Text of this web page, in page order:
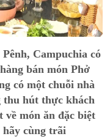
Campuchia có
bán món Phở
có một chuỗi nhà
thu hút thực khách
về món ăn đặc biệt
hãy cùng trãi